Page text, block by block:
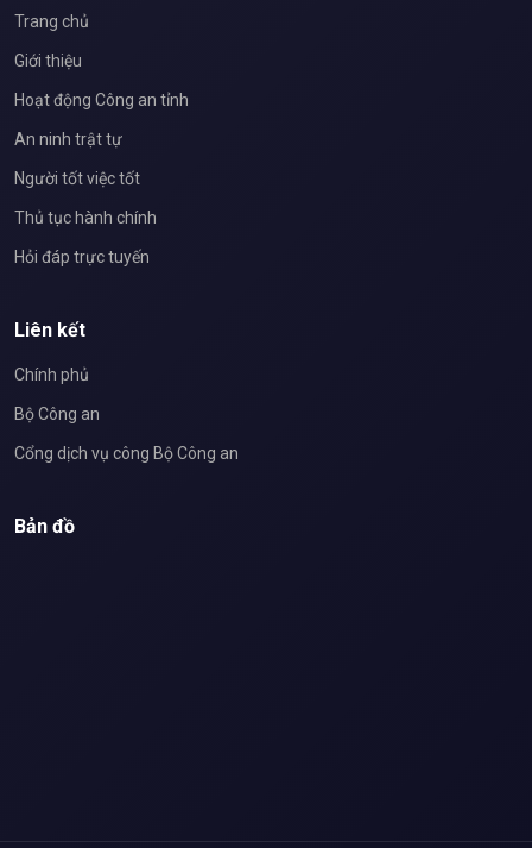
Trang chủ
Giới thiệu
Hoạt động Công an tỉnh
An ninh trật tự
Người tốt việc tốt
Thủ tục hành chính
Hỏi đáp trực tuyến
Liên kết
Chính phủ
Bộ Công an
Cổng dịch vụ công Bộ Công an
Bản đồ